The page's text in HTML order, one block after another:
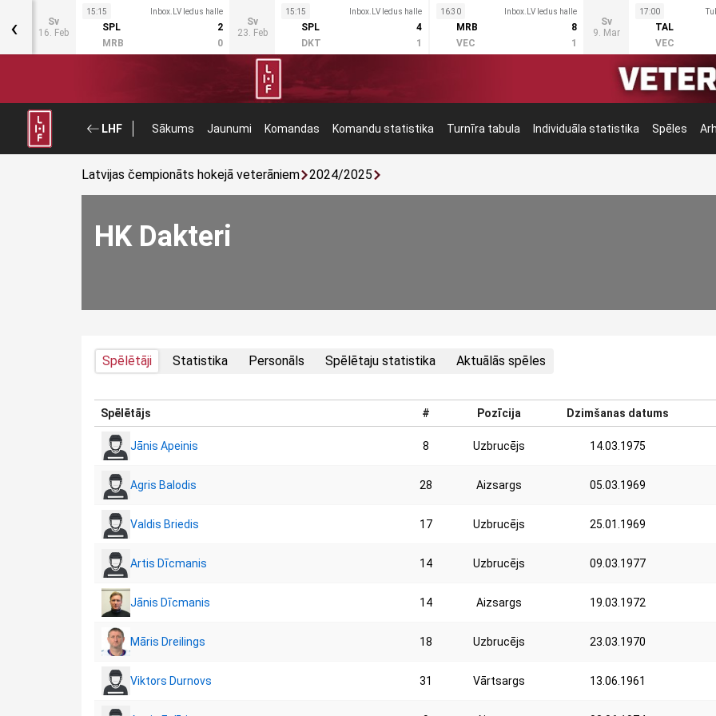
Sv
16. Feb
15:15 Inbox.LV ledus halle
SPL
2
MRB
0
Sv
23. Feb
15:15 Inbox.LV ledus halle
SPL
4
DKT
1
16:30 Inbox.LV ledus halle
MRB
8
VEC
1
Sv
9. Mar
17:00
TAL
VEC
‹
LHF Sākums Jaunumi Komandas Komandu statistika Turnīra tabula Individuāla statistika Spēles
Latvijas čempionāts hokejā veterāniem 2024/2025
HK Dakteri
Spēlētāji Statistika Personāls Spēlētaju statistika Aktuālās spēles
Spēlētājs # Pozīcija Dzimšanas datums
Jānis Apeinis 8 Uzbrucējs 14.03.1975
Agris Balodis 28 Aizsargs 05.03.1969
Valdis Briedis 17 Uzbrucējs 25.01.1969
Artis Dīcmanis 14 Uzbrucējs 09.03.1977
Jānis Dīcmanis 14 Aizsargs 19.03.1972
Māris Dreilings 18 Uzbrucējs 23.03.1970
Viktors Durnovs 31 Vārtsargs 13.06.1961